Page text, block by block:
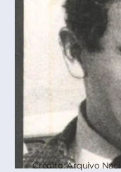
Crédito: Arquivo